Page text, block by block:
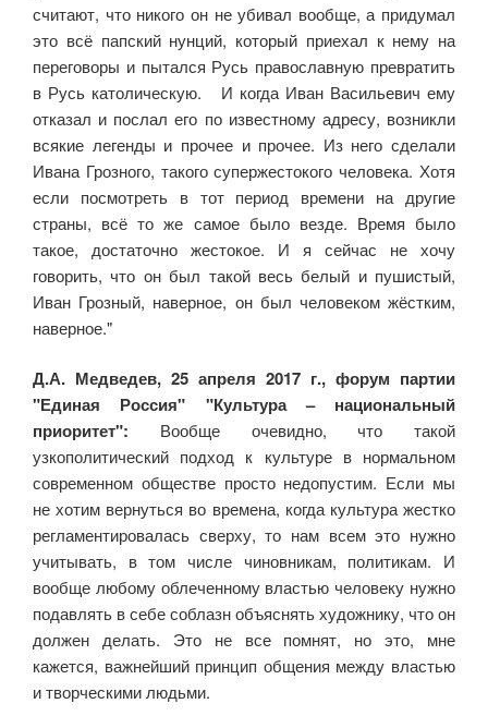
считают, что никого он не убивал вообще, а придумал
это всё папский нунций, который приехал к нему на
переговоры и пытался Русь православную превратить
в Русь католическую. И когда Иван Васильевич ему
отказал и послал его по известному адресу, возникли
всякие легенды и прочее и прочее. Из него сделали
Ивана Грозного, такого супержестокого человека. Хотя
если посмотреть в тот период времени на другие
страны, всё то же самое было везде. Время было
такое, достаточно жестокое. И я сейчас не хочу
говорить, что он был такой весь белый и пушистый,
Иван Грозный, наверное, он был человеком жёстким,
наверное."
Д.А. Медведев, 25 апреля 2017 г., форум партии
"Единая Россия" "Культура – национальный
приоритет": Вообще очевидно, что такой
узкополитический подход к культуре в нормальном
современном обществе просто недопустим. Если мы
не хотим вернуться во времена, когда культура жестко
регламентировалась сверху, то нам всем это нужно
учитывать, в том числе чиновникам, политикам. И
вообще любому облеченному властью человеку нужно
подавлять в себе соблазн объяснять художнику, что он
должен делать. Это не все помнят, но это, мне
кажется, важнейший принцип общения между властью
и творческими людьми.